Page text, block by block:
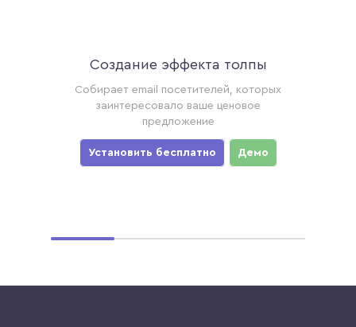
Создание эффекта толпы
Собирает email посетителей, которых
заинтересовало ваше ценовое
предложение
Установить бесплатно Демо